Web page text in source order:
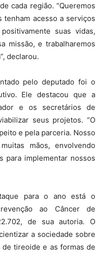
cada região. “Queremos
acesso a serviços
suas vidas,
missão, e trabalharemos
declarou.
pelo deputado foi o
Ele destacou que a
e os secretários de
seus projetos. “O
e pela parceria. Nosso
mãos, envolvendo
para implementar nossos
para o ano está o
ao Câncer de
de sua autoria. O
a sociedade sobre
tireoide e as formas de